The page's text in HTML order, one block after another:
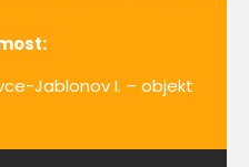
Jablonov I. – objekt